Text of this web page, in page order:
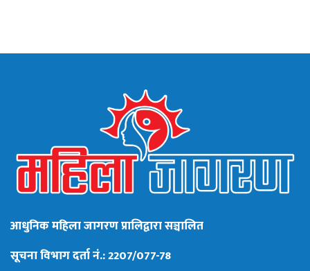
आधुनिक महिला जागरण प्रालिद्वारा सञ्चालित
सूचना विभाग दर्ता नं.: 2207/077-78